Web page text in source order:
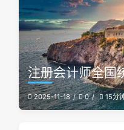
注册会计师全国
2025-11-18 0 15分